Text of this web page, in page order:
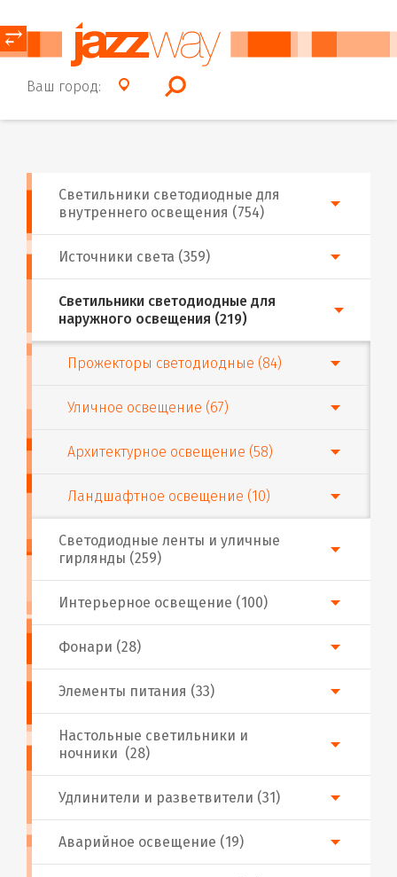
Ваш город:
⥂
Фонари (28)
Аварийное освещение (19)
Настольные светильники и
ночники (28)
Интерьерное освещение (100)
Источники света (359)
Светодиодные ленты и уличные
гирлянды (259)
Светильники светодиодные для
внутреннего освещения (754)
Светильники светодиодные для
наружного освещения (219)
Прожекторы светодиодные (84)
Уличное освещение (67)
Архитектурное освещение (58)
Ландшафтное освещение (10)
Удлинители и разветвители (31)
Элементы питания (33)